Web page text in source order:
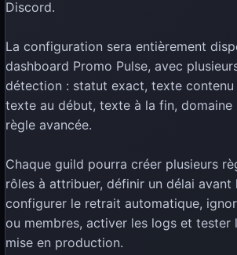
Discord.
La configuration sera entièrement
dashboard Promo Pulse, avec
détection : statut exact, texte contenu
texte au début, texte à la fin, domaine
règle avancée.
Chaque guild pourra créer plusieurs
rôles à attribuer, définir un délai avant
configurer le retrait automatique,
ou membres, activer les logs et tester
mise en production.